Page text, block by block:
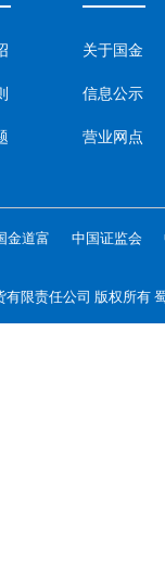
关于国金
信息公示
营业网点
金道富 中国证监会
有限责任公司 版权所有